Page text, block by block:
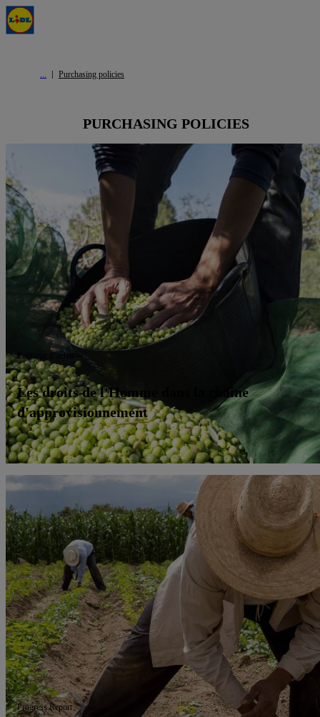
Purchasing policies
PURCHASING POLICIES
Les droits de l'Homme dans la chaîne
d'approvisionnement
Politique d’achat
Progress Report